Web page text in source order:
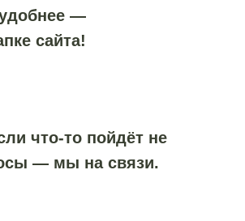
—
сайта!
что-то пойдёт не
— мы на связи.